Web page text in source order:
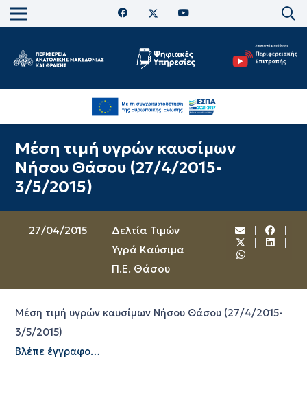
Μέση τιμή υγρών καυσίμων
Νήσου Θάσου (27/4/2015-
3/5/2015)
27/04/2015
Δελτία Τιμών
Υγρά Καύσιμα
Π.Ε. Θάσου
Μέση τιμή υγρών καυσίμων Νήσου Θάσου (27/4/2015-
3/5/2015)
Βλέπε έγγραφο…